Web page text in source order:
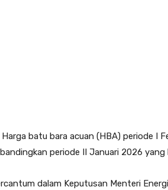
Harga batu bara acuan (HBA) periode I
periode II Januari 2026
dalam Keputusan Menteri